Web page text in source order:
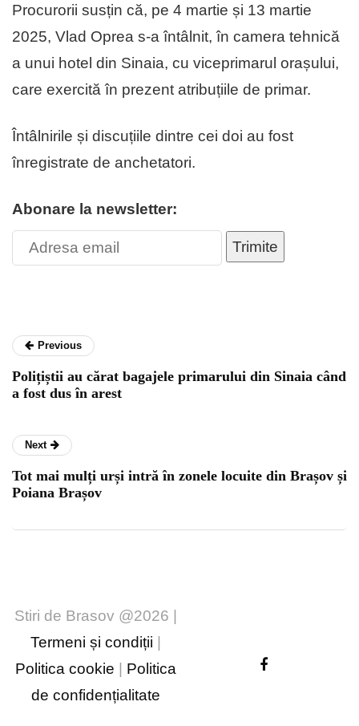
Procurorii susțin că, pe 4 martie și 13 martie
2025, Vlad Oprea s-a întâlnit, în camera tehnică
a unui hotel din Sinaia, cu viceprimarul orașului,
care exercită în prezent atribuțiile de primar.
Întâlnirile și discuțiile dintre cei doi au fost
înregistrate de anchetatori.
Abonare la newsletter:
Trimite
Previous
Polițiștii au cărat bagajele primarului din Sinaia când
a fost dus în arest
Next
Tot mai mulți urși intră în zonele locuite din Brașov și
Poiana Brașov
Stiri de Brasov @2026 |
Termeni și condiții
Politica cookie
Politica
de confidențialitate